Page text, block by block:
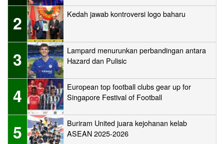
2 Kedah jawab kontroversi logo baharu
3
Lampard menurunkan perbandingan antara
Hazard dan Pulisic
4
European top football clubs gear up for
Singapore Festival of Football
5
Buriram United juara kejohanan kelab
ASEAN 2025-2026